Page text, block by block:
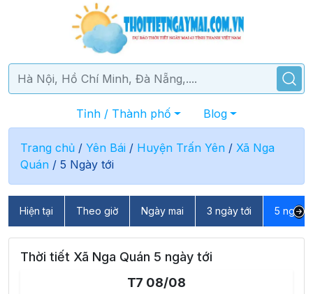
Tỉnh / Thành phố Blog
Trang chủ / Yên Bái / Huyện Trấn Yên / Xã Nga
Quán / 5 Ngày tới
Hiện tại Theo giờ Ngày mai 3 ngày tới 5 ngày
Thời tiết Xã Nga Quán 5 ngày tới
T7 08/08